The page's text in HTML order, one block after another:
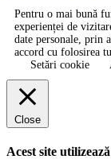
Pentru o mai bună
experienței de
date personale, prin
accord cu folosirea
Setări cookie
Close
Acest site